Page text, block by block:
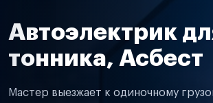
Автоэлектрик
тонника, Асбест
Мастер выезжает к одиночному